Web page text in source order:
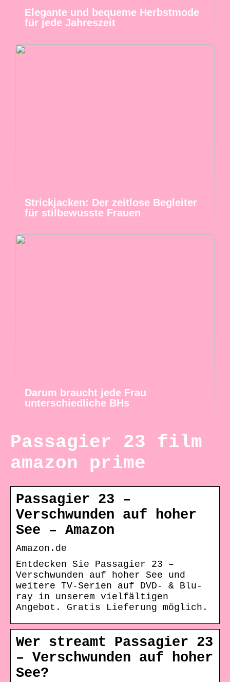
Elegante und bequeme Herbstmode
für jede Jahreszeit
Strickjacken: Der zeitlose Begleiter
für stilbewusste Frauen
Darum braucht jede Frau
unterschiedliche BHs
Passagier 23 film
amazon prime
Passagier 23 –
Verschwunden auf hoher
See – Amazon
Amazon.de
Entdecken Sie Passagier 23 –
Verschwunden auf hoher See und
weitere TV-Serien auf DVD- & Blu-
ray in unserem vielfältigen
Angebot. Gratis Lieferung möglich.
Wer streamt Passagier 23
– Verschwunden auf hoher
See?